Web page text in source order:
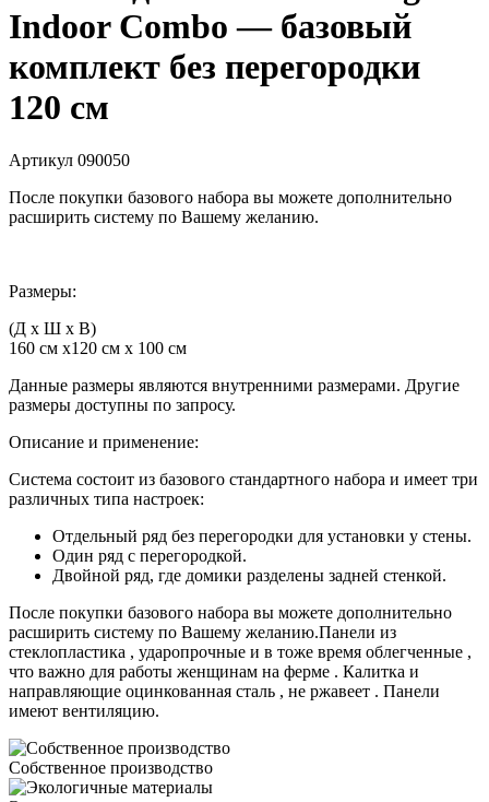
Indoor Combo — базовый
комплект без перегородки
120 см
Артикул 090050
После покупки базового набора вы можете дополнительно
расширить систему по Вашему желанию.
Размеры:
(Д x Ш x В)
160 см х120 см х 100 см
Данные размеры являются внутренними размерами. Другие
размеры доступны по запросу.
Описание и применение:
Система состоит из базового стандартного набора и имеет три
различных типа настроек:
Отдельный ряд без перегородки для установки у стены.
Один ряд с перегородкой.
Двойной ряд, где домики разделены задней стенкой.
После покупки базового набора вы можете дополнительно
расширить систему по Вашему желанию.Панели из
стеклопластика , ударопрочные и в тоже время облегченные ,
что важно для работы женщинам на ферме . Калитка и
направляющие оцинкованная сталь , не ржавеет . Панели
имеют вентиляцию.
Собственное производство